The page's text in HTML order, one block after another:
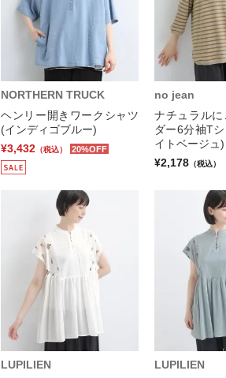
NORTHERN TRUCK
ヘンリー開きワークシャツ
(インディゴブルー)
¥3,432 （税込） 20%OFF
no jean
ナチュラル
ダー6分袖T
イトベージュ)
¥2,178 （税込）
LUPILIEN
LUPILIEN